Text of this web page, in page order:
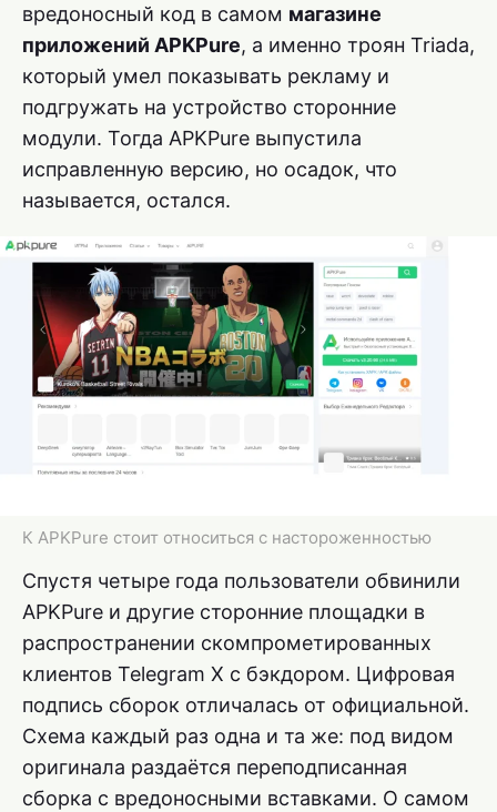
вредоносный код в самом магазине
приложений APKPure, а именно троян Triada,
который умел показывать рекламу и
подгружать на устройство сторонние
модули. Тогда APKPure выпустила
исправленную версию, но осадок, что
называется, остался.
К APKPure стоит относиться с настороженностью
Спустя четыре года пользователи обвинили
APKPure и другие сторонние площадки в
распространении скомпрометированных
клиентов Telegram X с бэкдором. Цифровая
подпись сборок отличалась от официальной.
Схема каждый раз одна и та же: под видом
оригинала раздаётся переподписанная
сборка с вредоносными вставками. О самом